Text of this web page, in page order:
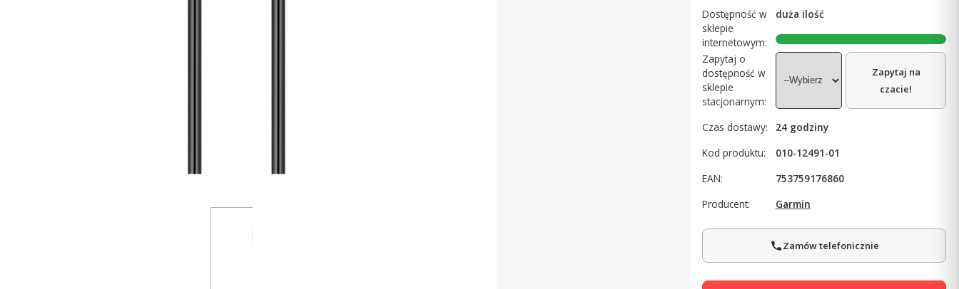
Dostępność w
sklepie
internetowym:
duża ilość
Zapytaj o
dostępność w
sklepie
stacjonarnym:
Zapytaj na
czacie!
Czas dostawy:
24 godziny
Kod produktu:
010-12491-01
EAN:
753759176860
Producent:
Garmin
Zamów telefonicznie